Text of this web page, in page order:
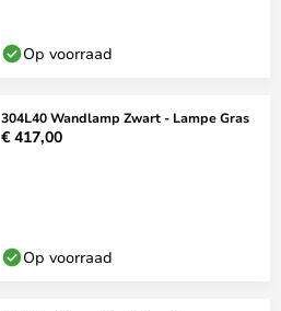
Op voorraad
304L40 Wandlamp Zwart - Lampe Gras
€ 417,00
Op voorraad